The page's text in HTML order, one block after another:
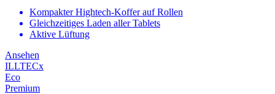
Kompakter Hightech-Koffer auf Rollen
Gleichzeitiges Laden aller Tablets
Aktive Lüftung
Ansehen
ILLTECx
Eco
Premium